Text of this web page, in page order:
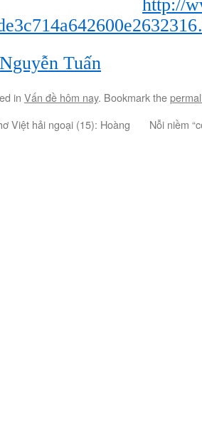
http://
Tuấn
in Vấn đề hôm nay. Bookmark the
Việt hải ngoại (15): Hoàng
Nỗi niềm